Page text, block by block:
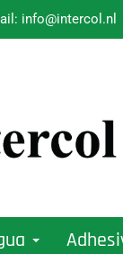
info@intercol.nl